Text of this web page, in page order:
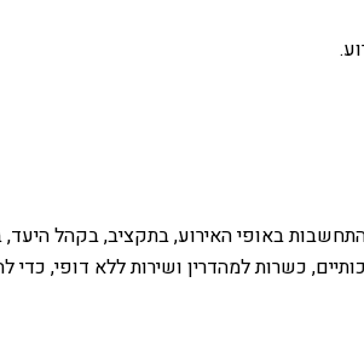
באופי האירוע, בתקציב, בקהל היעד,
כשרות למהדרין ושירות ללא דופי,